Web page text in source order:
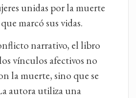
unidas por la muerte
marcó sus vidas.
narrativo, el libro
vínculos afectivos no
la muerte, sino que se
autora utiliza una